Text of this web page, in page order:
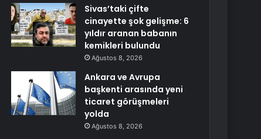
Sivas’taki çifte
cinayette şok gelişme: 6
yıldır aranan babanın
kemikleri bulundu
Ağustos 8, 2026
Ankara ve Avrupa
başkenti arasında yeni
ticaret görüşmeleri
yolda
Ağustos 8, 2026